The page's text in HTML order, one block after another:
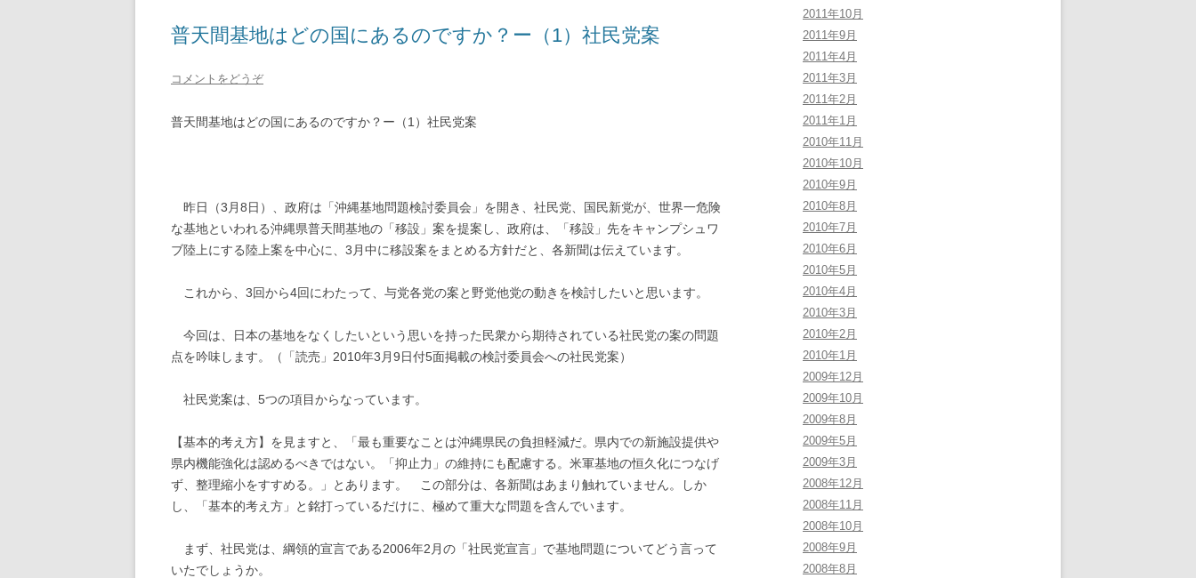
普天間基地はどの国にあるのですか？ー（1）社民党案
コメントをどうぞ
普天間基地はどの国にあるのですか？ー（1 ）社民党案
昨日（3 月8日）、政府は「沖縄基地問題検討委員会」を開き、社民党、国民新党が、世界一危険
な基地といわれる沖縄県普天間基地の「移設」案を提案し、政府は、「移設」先をキャンプシュワ
ブ陸上にする陸上案を中心に、 3 月中に移設案をまとめる方針だと、各新聞は伝えています。
これから、 3回から4回にわたって、与党各党の案と野党他党の動きを検討したいと思います。
今回は、日本の基地をなくしたいという思いを持った民衆から期待されている社民党の案の問題
点を吟味します。（「読売」 2010年3 月9日付5面掲載の検討委員会への社民党案）
社民党案は、 5つの項目からなっています。
【基本的考え方】を見ますと、「最も重要なことは沖縄県民の負担軽減だ。県内での新施設提供や
県内機能強化は認めるべきではない。「抑止力」の維持にも配慮する。米軍基地の恒久化につなげ
ず、整理縮小をすすめる。」とあります。 この部分は、各新聞はあまり触れていません。しか
し、「基本的考え方」と銘打っているだけに、極めて重大な問題を含んでいます。
まず、社民党は、綱領的宣言である2006年2 月の「社民党宣言」で基地問題についてどう言って
いたでしょうか。
2011年10月
2011年9月
2011年4月
2011年3月
2011年2月
2011年1月
2010年11月
2010年10月
2010年9月
2010年8月
2010年7月
2010年6月
2010年5月
2010年4月
2010年3月
2010年2月
2010年1月
2009年12月
2009年10月
2009年8月
2009年5月
2009年3月
2008年12月
2008年11月
2008年10月
2008年9月
2008年8月